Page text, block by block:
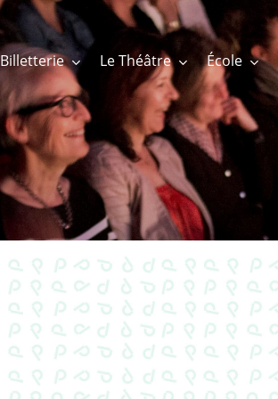
Billetterie Le Théâtre École